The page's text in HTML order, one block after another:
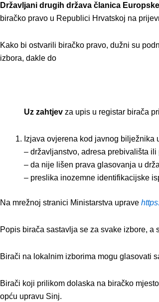
Državljani drugih država članica
biračko pravo u Republici Hrvatskoj na
Kako bi ostvarili biračko pravo, dužni su
izbora, dakle do
Uz zahtjev za upis u registar birača
Izjava ovjerena kod javnog bilježnika
– državljanstvo, adresa prebivališta
– da nije lišen prava glasovanja u
– preslika inozemne identifikacijske
Na mrežnoj stranici Ministarstva uprave
Popis birača sastavlja se za svake izbore,
Birači na lokalnim izborima mogu glasovati
Birači koji prilikom dolaska na biračko
opću upravu Sinj.